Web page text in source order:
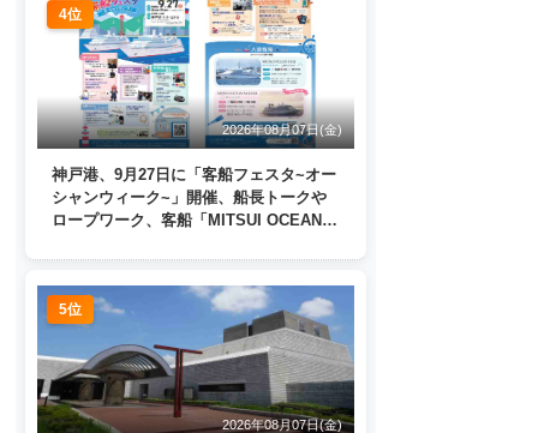
4位
2026年08月07日(金)
神戸港、9月27日に「客船フェスタ~オー
シャンウィーク~」開催、船長トークや
ロープワーク、客船「MITSUI OCEAN
5位
2026年08月07日(金)